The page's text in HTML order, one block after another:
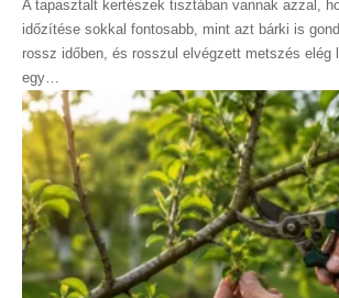
A tapasztalt kertészek tisztában vannak azzal,
időzítése sokkal fontosabb, mint azt bárki is
rossz időben, és rosszul elvégzett metszés elég
egy…